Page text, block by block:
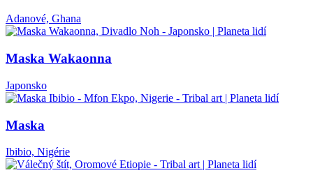
Adanové, Ghana
Maska Wakaonna
Japonsko
Maska
Ibibio, Nigérie